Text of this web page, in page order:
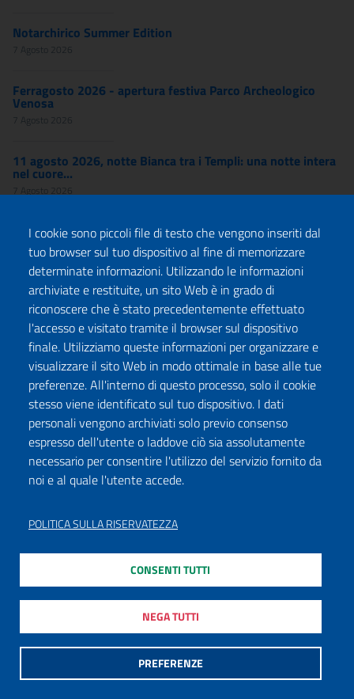
Notarchirico Summer Edition
7 Agosto 2026
Ferragosto 2026 - apertura festiva Parco Archeologico
Venosa
7 Agosto 2026
11 agosto 2026, notte Bianca tra i Templi: una notte intera
nel cuore...
7 Agosto 2026
I cookie sono piccoli file di testo che vengono inseriti dal
tuo browser sul tuo dispositivo al fine di memorizzare
determinate informazioni. Utilizzando le informazioni
archiviate e restituite, un sito Web è in grado di
riconoscere che è stato precedentemente effettuato
l'accesso e visitato tramite il browser sul dispositivo
finale. Utilizziamo queste informazioni per organizzare e
visualizzare il sito Web in modo ottimale in base alle tue
preferenze. All'interno di questo processo, solo il cookie
stesso viene identificato sul tuo dispositivo. I dati
personali vengono archiviati solo previo consenso
espresso dell'utente o laddove ciò sia assolutamente
necessario per consentire l'utilizzo del servizio fornito da
noi e al quale l'utente accede.
POLITICA SULLA RISERVATEZZA
PREFERENZE
NEGA TUTTI
CONSENTI TUTTI